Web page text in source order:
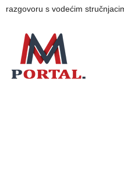
razgovoru s vodećim